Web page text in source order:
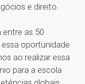
e direito.
entre as 50
oportunidade
ao realizar essa
para a escola